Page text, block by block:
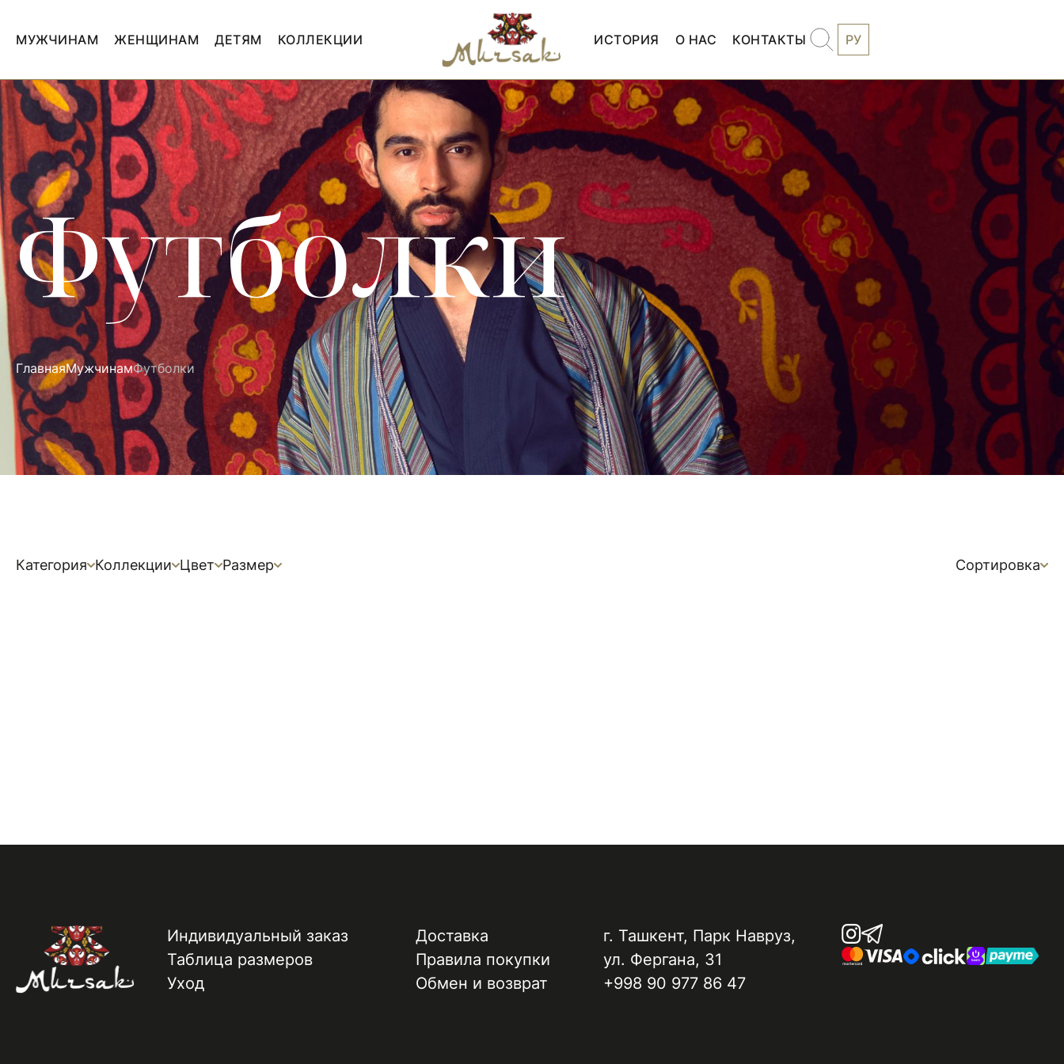
МУЖЧИНАМ ЖЕНЩИНАМ ДЕТЯМ КОЛЛЕКЦИИ ИСТОРИЯ О НАС КОНТАКТЫ РУ
Футболки
ГлавнаяМужчинамФутболки
Категория Коллекции Цвет Размер Сортировка
Индивидуальный заказ
Таблица размеров
Уход
Доставка
Правила покупки
Обмен и возврат
г. Ташкент, ​Парк Навруз​,
ул. Фергана, 31
+998 90 977 86 47